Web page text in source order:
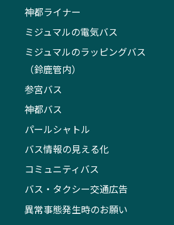
神都ライナー
ミジュマルの電気バス
ミジュマルのラッピングバス
（鈴鹿管内）
参宮バス
神都バス
パールシャトル
バス情報の見える化
コミュニティバス
バス・タクシー交通広告
異常事態発生時のお願い